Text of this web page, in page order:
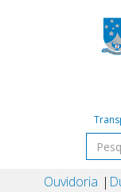
Ouvidoria